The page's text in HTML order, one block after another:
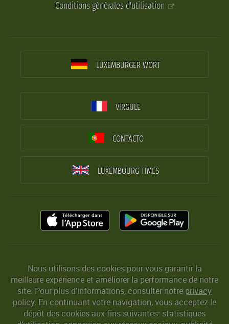
Conditions générales d'utilisation
LUXEMBURGER WORT
VIRGULE
CONTACTO
LUXEMBOURG TIMES
Nous utilisons des cookies pour vous garantir la
meilleure expérience et améliorer la performance de notre
site. Pour plus d’informations, consulter notreprivacy
policy. En continuant votre navigation, vous acceptez le
dépôt des cookies aux fins suivantes: statistiques